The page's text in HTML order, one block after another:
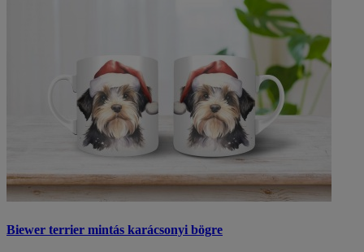
Biewer terrier mintás karácsonyi bögre